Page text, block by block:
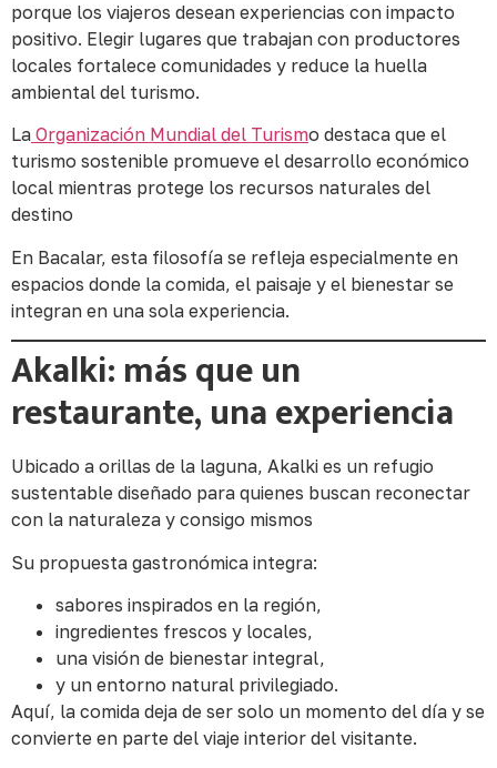
porque los viajeros desean experiencias con impacto
positivo. Elegir lugares que trabajan con productores
locales fortalece comunidades y reduce la huella
ambiental del turismo.
La Organización Mundial del Turismo destaca que el
turismo sostenible promueve el desarrollo económico
local mientras protege los recursos naturales del
destino
En Bacalar, esta filosofía se refleja especialmente en
espacios donde la comida, el paisaje y el bienestar se
integran en una sola experiencia.
Akalki: más que un
restaurante, una experiencia
Ubicado a orillas de la laguna, Akalki es un refugio
sustentable diseñado para quienes buscan reconectar
con la naturaleza y consigo mismos
Su propuesta gastronómica integra:
sabores inspirados en la región,
ingredientes frescos y locales,
una visión de bienestar integral,
y un entorno natural privilegiado.
Aquí, la comida deja de ser solo un momento del día y se
convierte en parte del viaje interior del visitante.